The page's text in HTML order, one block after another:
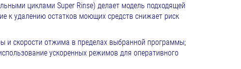
циклами Super Rinse) делает модель подходящей
к удалению остатков моющих средств снижает риск
и скорости отжима в пределах выбранной программы;
ускоренных режимов для оперативного